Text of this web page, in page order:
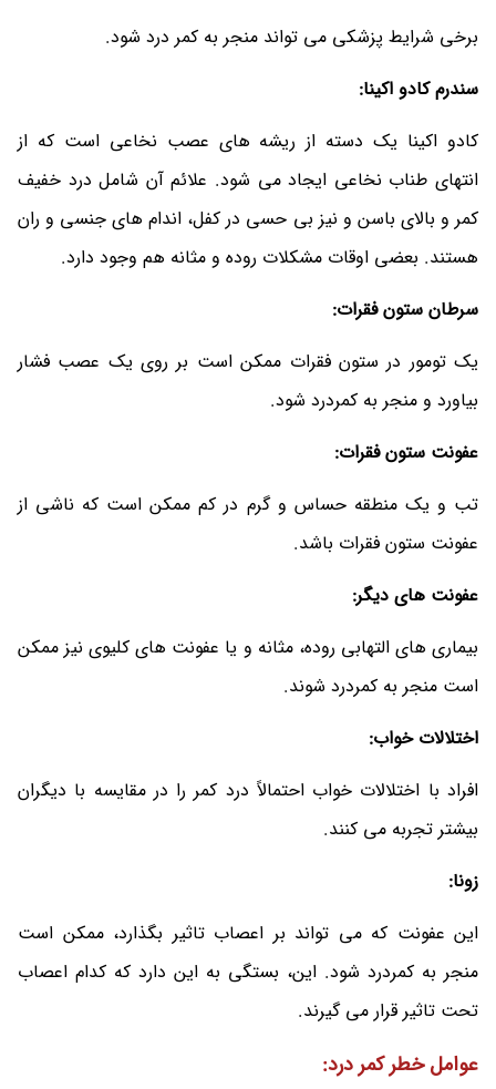
برخی شرایط پزشکی می تواند منجر به کمر درد شود.
سندرم کادو اکینا:
کادو اکینا یک دسته از ریشه های عصب نخاعی است که از
انتهای طناب نخاعی ایجاد می شود. علائم آن شامل درد خفیف
کمر و بالای باسن و نیز بی حسی در کفل، اندام های جنسی و ران
هستند. بعضی اوقات مشکلات روده و مثانه هم وجود دارد.
سرطان ستون فقرات:
یک تومور در ستون فقرات ممکن است بر روی یک عصب فشار
بیاورد و منجر به کمردرد شود.
عفونت ستون فقرات:
تب و یک منطقه حساس و گرم در کم ممکن است که ناشی از
عفونت ستون فقرات باشد.
عفونت های دیگر:
بیماری های التهابی روده، مثانه و یا عفونت های کلیوی نیز ممکن
است منجر به کمردرد شوند.
اختلالات خواب:
افراد با اختلالات خواب احتمالاً درد کمر را در مقایسه با دیگران
بیشتر تجربه می کنند.
زونا:
این عفونت که می تواند بر اعصاب تاثیر بگذارد، ممکن است
منجر به کمردرد شود. این، بستگی به این دارد که کدام اعصاب
تحت تاثیر قرار می گیرند.
عوامل خطر کمر درد: